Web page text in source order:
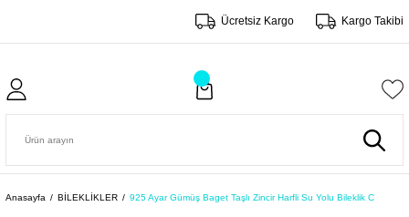
Ücretsiz Kargo Kargo Takibi
Anasayfa BİLEKLİKLER 925 Ayar Gümüş Baget Taşlı Zincir Harfli Su Yolu Bileklik C